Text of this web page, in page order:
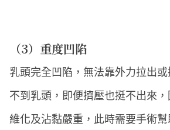
（3）重度凹陷
乳頭完全凹陷，無法靠外力拉出
不到乳頭，即便擠壓也挺不出來
維化及沾黏嚴重，此時需要手術